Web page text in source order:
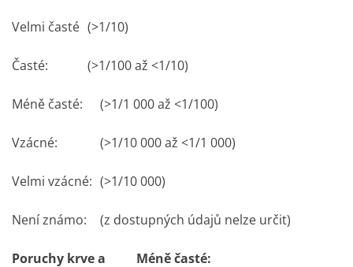
Velmi časté (>1/10)
Časté: (>1/100 až <1/10)
Méně časté: (>1/1 000 až <1/100)
Vzácné: (>1/10 000 až <1/1 000)
Velmi vzácné: (>1/10 000)
Není známo: (z dostupných údajů nelze určit)
Poruchy krve a
Méně časté: